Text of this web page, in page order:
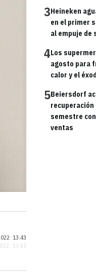
3Heineken
en el primer
al empuje de
4Los
agosto para
calor y el
5Beiersdorf
recuperación
semestre
ventas
·13:43
· 13:43